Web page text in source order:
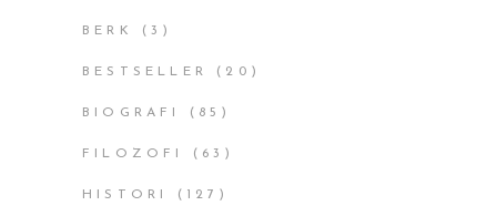
BERK (3)
BESTSELLER (20)
BIOGRAFI (85)
FILOZOFI (63)
HISTORI (127)